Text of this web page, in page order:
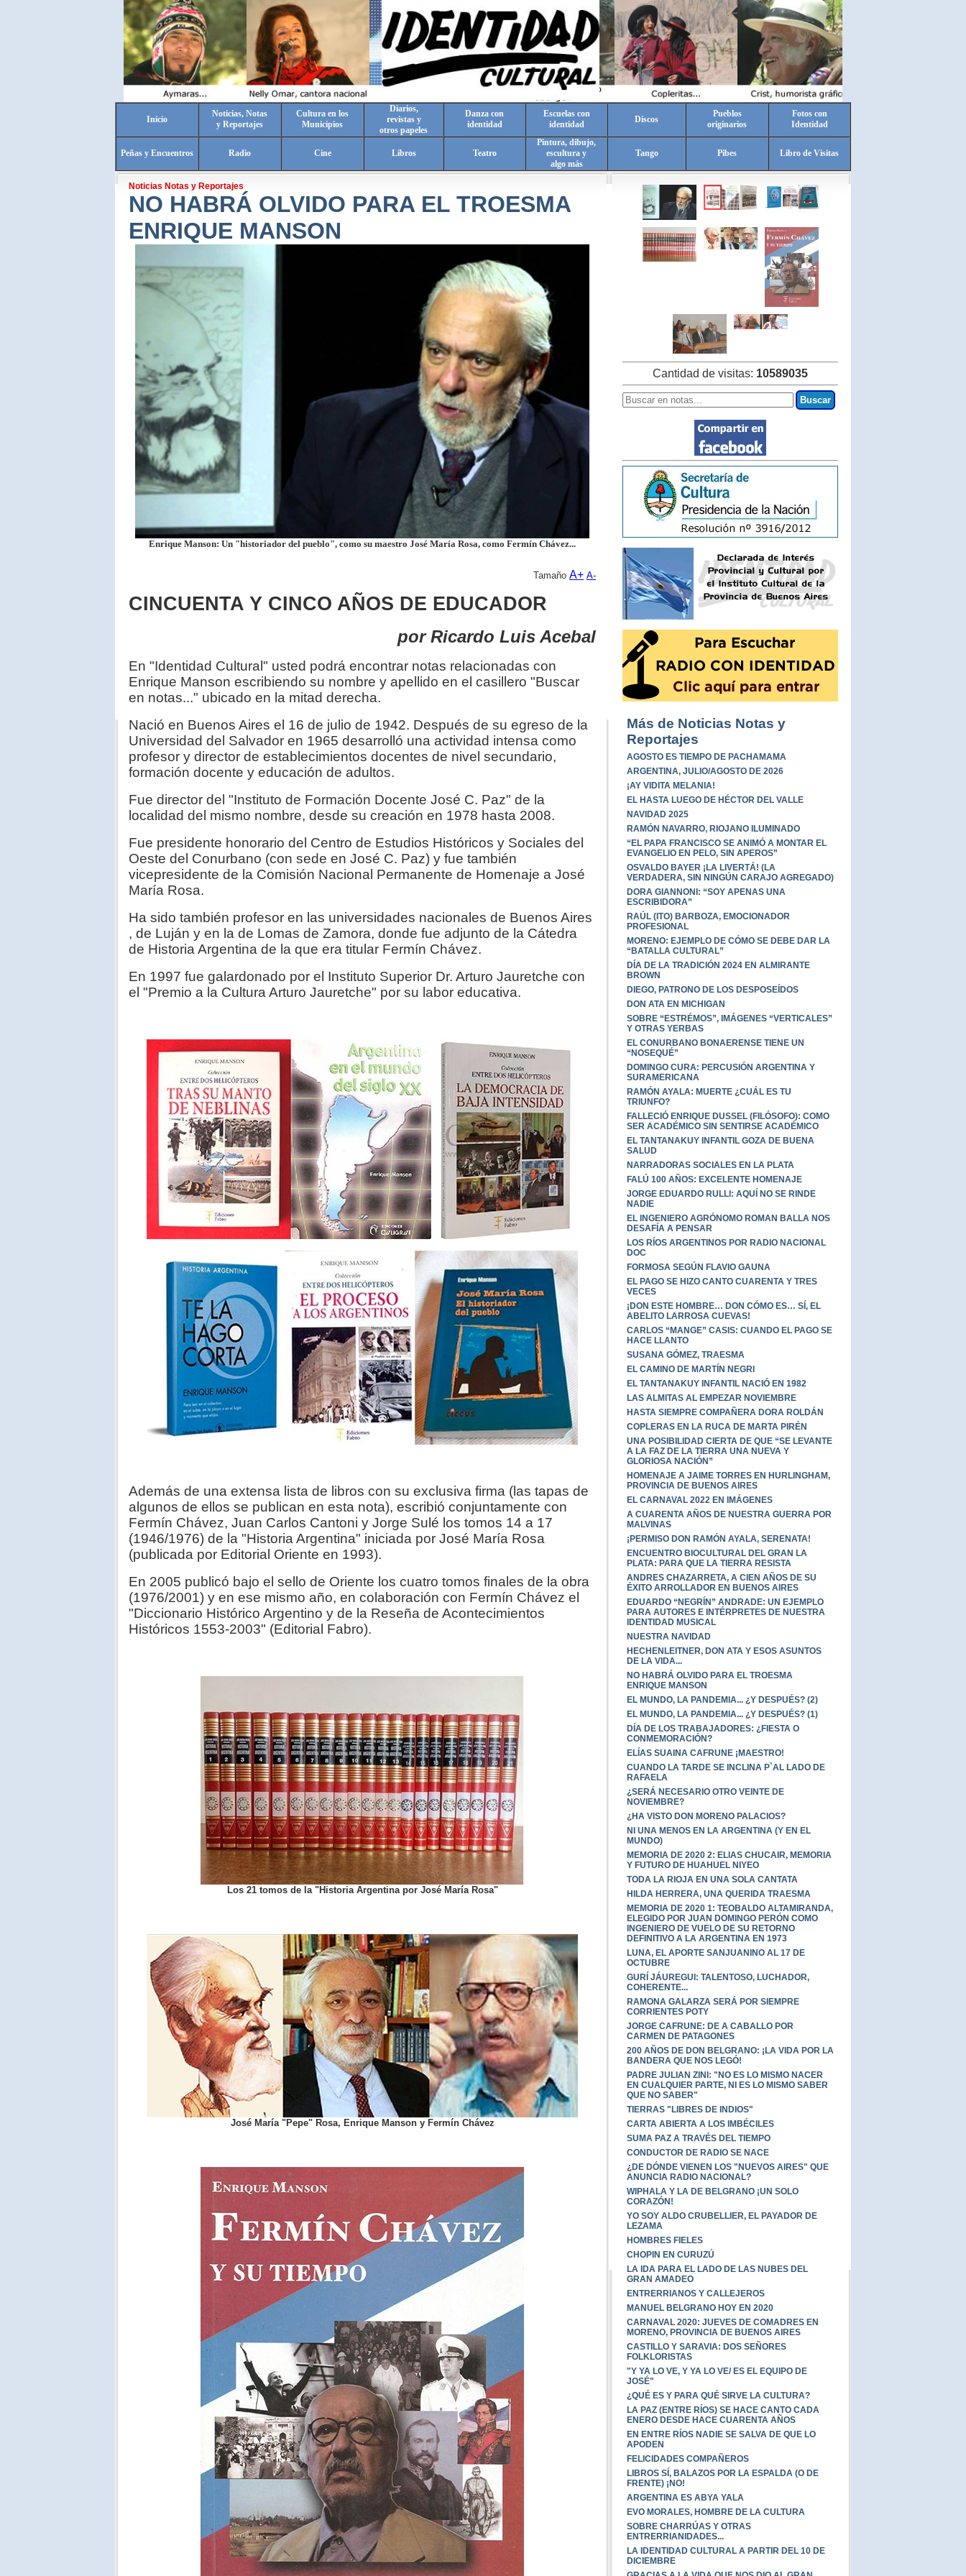
Inicio
Noticias, Notas
y Reportajes
Cultura en los
Municipios
Diarios,
revistas y
otros papeles
Danza con
identidad
Escuelas con
identidad
Discos
Pueblos
originarios
Fotos con
Identidad
Peñas y Encuentros Radio Cine Libros Teatro
Pintura, dibujo,
escultura y
algo más
Tango Pibes Libro de Visitas
Noticias Notas y Reportajes
NO HABRÁ OLVIDO PARA EL TROESMA
ENRIQUE MANSON
Enrique Manson: Un "historiador del pueblo", como su maestro José María Rosa, como Fermín Chávez...
Tamaño A+ A-
CINCUENTA Y CINCO AÑOS DE EDUCADOR
por Ricardo Luis Acebal
En "Identidad Cultural" usted podrá encontrar notas relacionadas con
Enrique Manson escribiendo su nombre y apellido en el casillero "Buscar
en notas..." ubicado en la mitad derecha.
Nació en Buenos Aires el 16 de julio de 1942. Después de su egreso de la
Universidad del Salvador en 1965 desarrolló una actividad intensa como
profesor y director de establecimientos docentes de nivel secundario,
formación docente y educación de adultos.
Fue director del "Instituto de Formación Docente José C. Paz" de la
localidad del mismo nombre, desde su creación en 1978 hasta 2008.
Fue presidente honorario del Centro de Estudios Históricos y Sociales del
Oeste del Conurbano (con sede en José C. Paz) y fue también
vicepresidente de la Comisión Nacional Permanente de Homenaje a José
María Rosa.
Ha sido también profesor en las universidades nacionales de Buenos Aires
, de Luján y en la de Lomas de Zamora, donde fue adjunto de la Cátedra
de Historia Argentina de la que era titular Fermín Chávez.
En 1997 fue galardonado por el Instituto Superior Dr. Arturo Jauretche con
el "Premio a la Cultura Arturo Jauretche" por su labor educativa.
Además de una extensa lista de libros con su exclusiva firma (las tapas de
algunos de ellos se publican en esta nota), escribió conjuntamente con
Fermín Chávez, Juan Carlos Cantoni y Jorge Sulé los tomos 14 a 17
(1946/1976) de la "Historia Argentina" iniciada por José María Rosa
(publicada por Editorial Oriente en 1993).
En 2005 publicó bajo el sello de Oriente los cuatro tomos finales de la obra
(1976/2001) y en ese mismo año, en colaboración con Fermín Chávez el
"Diccionario Histórico Argentino y de la Reseña de Acontecimientos
Históricos 1553-2003" (Editorial Fabro).
Los 21 tomos de la "Historia Argentina por José María Rosa"
José María "Pepe" Rosa, Enrique Manson y Fermín Chávez
Cantidad de visitas: 10589035
Más de Noticias Notas y
Reportajes
AGOSTO ES TIEMPO DE PACHAMAMA
ARGENTINA, JULIO/AGOSTO DE 2026
¡AY VIDITA MELANIA!
EL HASTA LUEGO DE HÉCTOR DEL VALLE
NAVIDAD 2025
RAMÓN NAVARRO, RIOJANO ILUMINADO
“EL PAPA FRANCISCO SE ANIMÓ A MONTAR EL
EVANGELIO EN PELO, SIN APEROS”
OSVALDO BAYER ¡LA LIVERTÁ! (LA
VERDADERA, SIN NINGÚN CARAJO AGREGADO)
DORA GIANNONI: “SOY APENAS UNA
ESCRIBIDORA”
RAÚL (ITO) BARBOZA, EMOCIONADOR
PROFESIONAL
MORENO: EJEMPLO DE CÓMO SE DEBE DAR LA
“BATALLA CULTURAL”
DÍA DE LA TRADICIÓN 2024 EN ALMIRANTE
BROWN
DIEGO, PATRONO DE LOS DESPOSEÍDOS
DON ATA EN MICHIGAN
SOBRE “ESTRÉMOS”, IMÁGENES “VERTICALES”
Y OTRAS YERBAS
EL CONURBANO BONAERENSE TIENE UN
“NOSEQUÉ”
DOMINGO CURA: PERCUSIÓN ARGENTINA Y
SURAMERICANA
RAMÓN AYALA: MUERTE ¿CUÁL ES TU
TRIUNFO?
FALLECIÓ ENRIQUE DUSSEL (FILÓSOFO): COMO
SER ACADÉMICO SIN SENTIRSE ACADÉMICO
EL TANTANAKUY INFANTIL GOZA DE BUENA
SALUD
NARRADORAS SOCIALES EN LA PLATA
FALÚ 100 AÑOS: EXCELENTE HOMENAJE
JORGE EDUARDO RULLI: AQUÍ NO SE RINDE
NADIE
EL INGENIERO AGRÓNOMO ROMAN BALLA NOS
DESAFÍA A PENSAR
LOS RÍOS ARGENTINOS POR RADIO NACIONAL
DOC
FORMOSA SEGÚN FLAVIO GAUNA
EL PAGO SE HIZO CANTO CUARENTA Y TRES
VECES
¡DON ESTE HOMBRE… DON CÓMO ES… SÍ, EL
ABELITO LARROSA CUEVAS!
CARLOS “MANGE” CASIS: CUANDO EL PAGO SE
HACE LLANTO
SUSANA GÓMEZ, TRAESMA
EL CAMINO DE MARTÍN NEGRI
EL TANTANAKUY INFANTIL NACIÓ EN 1982
LAS ALMITAS AL EMPEZAR NOVIEMBRE
HASTA SIEMPRE COMPAÑERA DORA ROLDÁN
COPLERAS EN LA RUCA DE MARTA PIRÉN
UNA POSIBILIDAD CIERTA DE QUE “SE LEVANTE
A LA FAZ DE LA TIERRA UNA NUEVA Y
GLORIOSA NACIÓN”
HOMENAJE A JAIME TORRES EN HURLINGHAM,
PROVINCIA DE BUENOS AIRES
EL CARNAVAL 2022 EN IMÁGENES
A CUARENTA AÑOS DE NUESTRA GUERRA POR
MALVINAS
¡PERMISO DON RAMÓN AYALA, SERENATA!
ENCUENTRO BIOCULTURAL DEL GRAN LA
PLATA: PARA QUE LA TIERRA RESISTA
ANDRES CHAZARRETA, A CIEN AÑOS DE SU
ÉXITO ARROLLADOR EN BUENOS AIRES
EDUARDO “NEGRÍN” ANDRADE: UN EJEMPLO
PARA AUTORES E INTÉRPRETES DE NUESTRA
IDENTIDAD MUSICAL
NUESTRA NAVIDAD
HECHENLEITNER, DON ATA Y ESOS ASUNTOS
DE LA VIDA...
NO HABRÁ OLVIDO PARA EL TROESMA
ENRIQUE MANSON
EL MUNDO, LA PANDEMIA... ¿Y DESPUÉS? (2)
EL MUNDO, LA PANDEMIA... ¿Y DESPUÉS? (1)
DÍA DE LOS TRABAJADORES: ¿FIESTA O
CONMEMORACIÓN?
ELÍAS SUAINA CAFRUNE ¡MAESTRO!
CUANDO LA TARDE SE INCLINA P`AL LADO DE
RAFAELA
¿SERÁ NECESARIO OTRO VEINTE DE
NOVIEMBRE?
¿HA VISTO DON MORENO PALACIOS?
NI UNA MENOS EN LA ARGENTINA (Y EN EL
MUNDO)
MEMORIA DE 2020 2: ELIAS CHUCAIR, MEMORIA
Y FUTURO DE HUAHUEL NIYEO
TODA LA RIOJA EN UNA SOLA CANTATA
HILDA HERRERA, UNA QUERIDA TRAESMA
MEMORIA DE 2020 1: TEOBALDO ALTAMIRANDA,
ELEGIDO POR JUAN DOMINGO PERÓN COMO
INGENIERO DE VUELO DE SU RETORNO
DEFINITIVO A LA ARGENTINA EN 1973
LUNA, EL APORTE SANJUANINO AL 17 DE
OCTUBRE
GURÍ JÁUREGUI: TALENTOSO, LUCHADOR,
COHERENTE...
RAMONA GALARZA SERÁ POR SIEMPRE
CORRIENTES POTY
JORGE CAFRUNE: DE A CABALLO POR
CARMEN DE PATAGONES
200 AÑOS DE DON BELGRANO: ¡LA VIDA POR LA
BANDERA QUE NOS LEGÓ!
PADRE JULIAN ZINI: "NO ES LO MISMO NACER
EN CUALQUIER PARTE, NI ES LO MISMO SABER
QUE NO SABER"
TIERRAS "LIBRES DE INDIOS"
CARTA ABIERTA A LOS IMBÉCILES
SUMA PAZ A TRAVÉS DEL TIEMPO
CONDUCTOR DE RADIO SE NACE
¿DE DÓNDE VIENEN LOS "NUEVOS AIRES" QUE
ANUNCIA RADIO NACIONAL?
WIPHALA Y LA DE BELGRANO ¡UN SOLO
CORAZÓN!
YO SOY ALDO CRUBELLIER, EL PAYADOR DE
LEZAMA
HOMBRES FIELES
CHOPIN EN CURUZÚ
LA IDA PARA EL LADO DE LAS NUBES DEL
GRAN AMADEO
ENTRERRIANOS Y CALLEJEROS
MANUEL BELGRANO HOY EN 2020
CARNAVAL 2020: JUEVES DE COMADRES EN
MORENO, PROVINCIA DE BUENOS AIRES
CASTILLO Y SARAVIA: DOS SEÑORES
FOLKLORISTAS
"Y YA LO VE, Y YA LO VE/ ES EL EQUIPO DE
JOSÉ"
¿QUÉ ES Y PARA QUÉ SIRVE LA CULTURA?
LA PAZ (ENTRE RÍOS) SE HACE CANTO CADA
ENERO DESDE HACE CUARENTA AÑOS
EN ENTRE RÍOS NADIE SE SALVA DE QUE LO
APODEN
FELICIDADES COMPAÑEROS
LIBROS SÍ, BALAZOS POR LA ESPALDA (O DE
FRENTE) ¡NO!
ARGENTINA ES ABYA YALA
EVO MORALES, HOMBRE DE LA CULTURA
SOBRE CHARRÚAS Y OTRAS
ENTRERRIANIDADES...
LA IDENTIDAD CULTURAL A PARTIR DEL 10 DE
DICIEMBRE